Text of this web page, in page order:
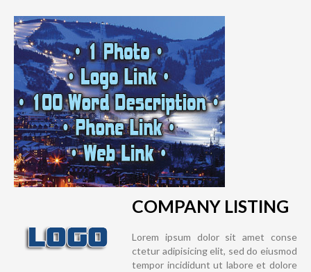
COMPANY LISTING
Lorem ipsum dolor sit amet conse
ctetur adipisicing elit, sed do eiusmod
tempor incididunt ut labore et dolore